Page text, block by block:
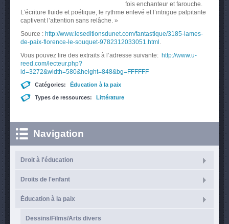
fois enchanteur et farouche.
L’écriture fluide et poétique, le rythme enlevé et l’intrigue palpitante
captivent l’attention sans relâche. »
Source : http://www.leseditionsdunet.com/fantastique/3185-lames-
de-paix-florence-le-souquet-9782312033051.html .
Vous pouvez lire des extraits à l’adresse suivante: http://www.u-
reed.com/lecteur.php?
id=3272&width=580&height=848&bg=FFFFFF
Catégories: Éducation à la paix
Types de ressources: Littérature
Navigation
Droit à l'éducation
Droits de l'enfant
Éducation à la paix
Dessins/Films/Arts divers